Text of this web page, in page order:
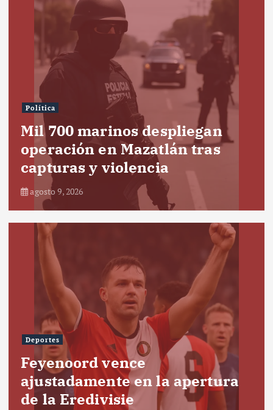
Política
Mil 700 marinos despliegan
operación en Mazatlán tras
capturas y violencia
agosto 9, 2026
Deportes
Feyenoord vence
ajustadamente en la apertura
de la Eredivisie